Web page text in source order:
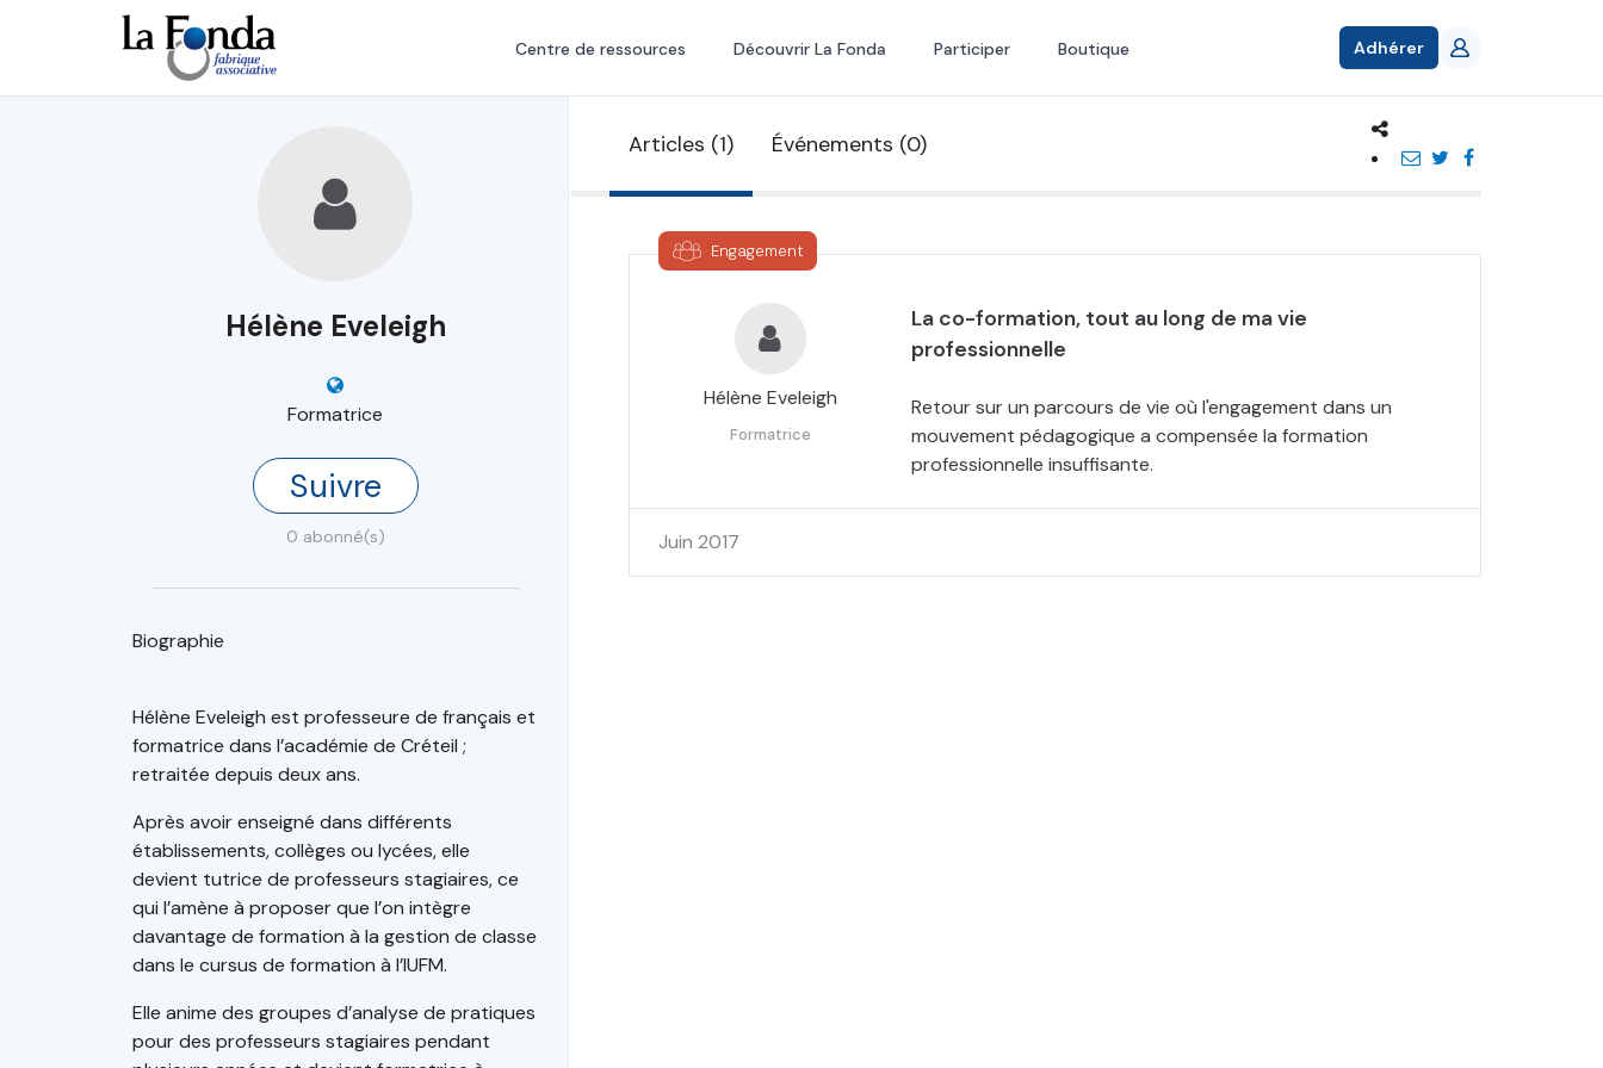
principal
Centre de ressources Découvrir La Fonda Participer Boutique Adhérer
Hélène Eveleigh
Formatrice
Suivre
0 abonné(s)
Biographie
Hélène Eveleigh est professeure de français et
formatrice dans l’académie de Créteil ;
retraitée depuis deux ans.
Après avoir enseigné dans différents
établissements, collèges ou lycées, elle
devient tutrice de professeurs stagiaires, ce
qui l’amène à proposer que l’on intègre
davantage de formation à la gestion de classe
dans le cursus de formation à l’IUFM.
Elle anime des groupes d’analyse de pratiques
pour des professeurs stagiaires pendant
Articles (1) Événements (0)
Engagement
Hélène Eveleigh
Formatrice
La co-formation, tout au long de ma vie
professionnelle
Retour sur un parcours de vie où l'engagement dans un
mouvement pédagogique a compensée la formation
professionnelle insuffisante.
Juin 2017